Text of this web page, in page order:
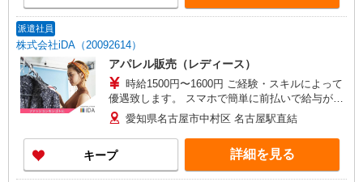
派遣社員
株式会社iDA（20092614）
アパレル販売（レディース）
時給1500円〜1600円 ご経験・スキルによって
優遇致します。 スマホで簡単に前払いで給与が受
け取れます（条件・上限有）
愛知県名古屋市中村区 名古屋駅直結
キープ 詳細を見る